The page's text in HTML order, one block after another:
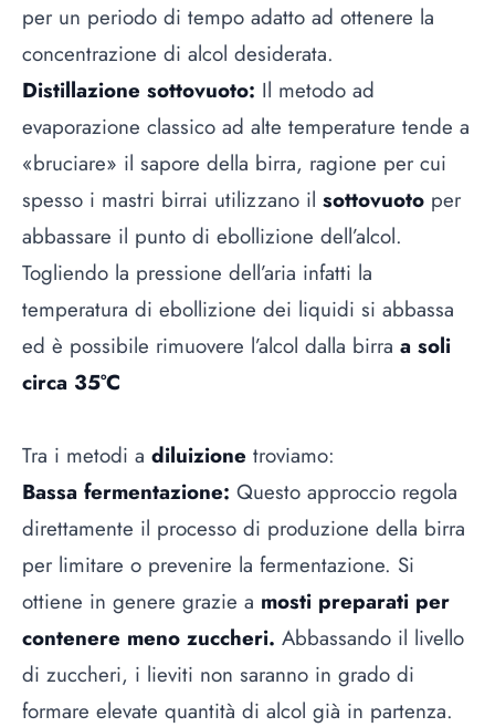
per un periodo di tempo adatto ad ottenere la
concentrazione di alcol desiderata.
Distillazione sottovuoto: Il metodo ad
evaporazione classico ad alte temperature tende a
«bruciare» il sapore della birra, ragione per cui
spesso i mastri birrai utilizzano il sottovuoto per
abbassare il punto di ebollizione dell’alcol.
Togliendo la pressione dell’aria infatti la
temperatura di ebollizione dei liquidi si abbassa
ed è possibile rimuovere l’alcol dalla birra a soli
circa 35°C
Tra i metodi a diluizione troviamo:
Bassa fermentazione: Questo approccio regola
direttamente il processo di produzione della birra
per limitare o prevenire la fermentazione. Si
ottiene in genere grazie a mosti preparati per
contenere meno zuccheri. Abbassando il livello
di zuccheri, i lieviti non saranno in grado di
formare elevate quantità di alcol già in partenza.